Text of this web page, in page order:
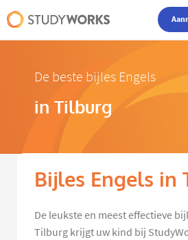
De beste bijles Engels
in Tilburg
Bijles Engels in
De leukste en meest effectieve
Tilburg krijgt uw kind bij